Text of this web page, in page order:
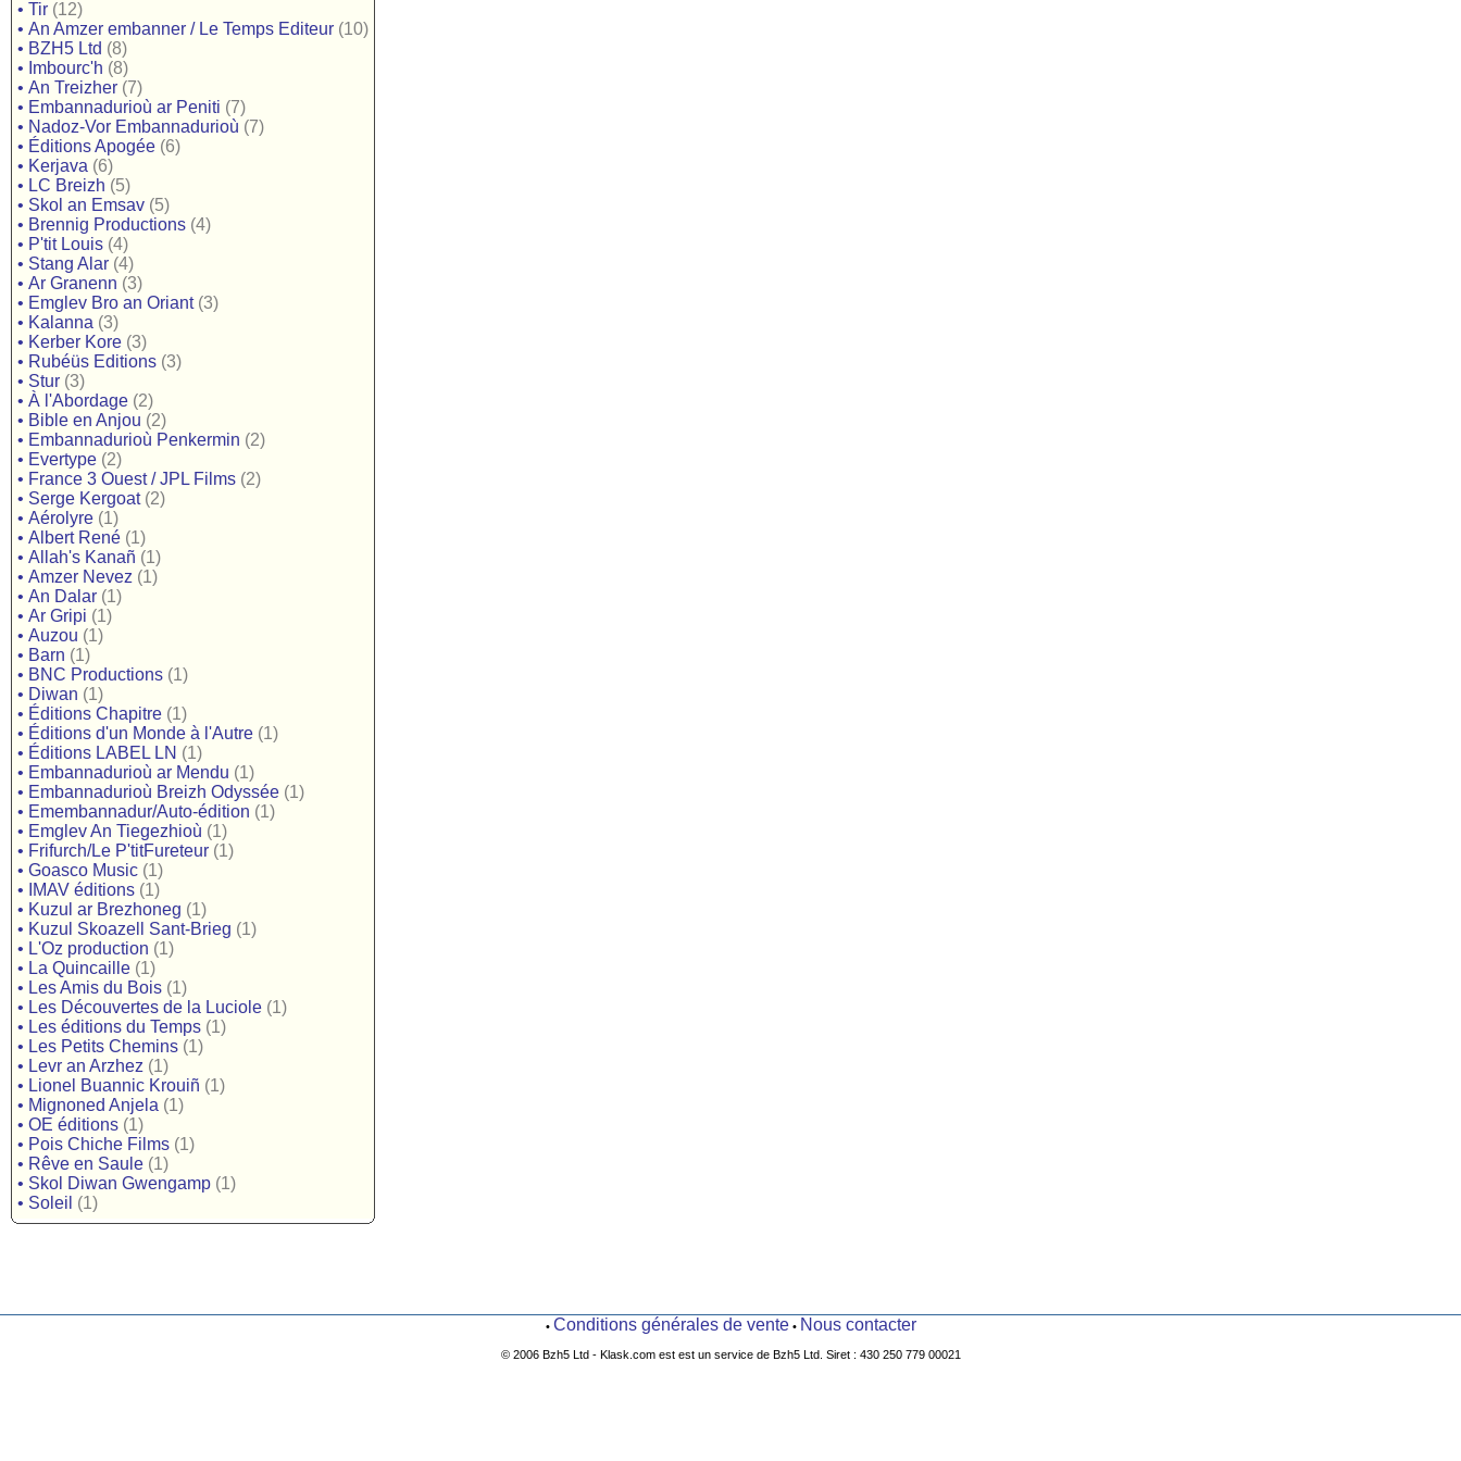
• Tir (12)
• An Amzer embanner / Le Temps Editeur (10)
• BZH5 Ltd (8)
• Imbourc'h (8)
• An Treizher (7)
• Embannadurioù ar Peniti (7)
• Nadoz-Vor Embannadurioù (7)
• Éditions Apogée (6)
• Kerjava (6)
• LC Breizh (5)
• Skol an Emsav (5)
• Brennig Productions (4)
• P'tit Louis (4)
• Stang Alar (4)
• Ar Granenn (3)
• Emglev Bro an Oriant (3)
• Kalanna (3)
• Kerber Kore (3)
• Rubéüs Editions (3)
• Stur (3)
• À l'Abordage (2)
• Bible en Anjou (2)
• Embannadurioù Penkermin (2)
• Evertype (2)
• France 3 Ouest / JPL Films (2)
• Serge Kergoat (2)
• Aérolyre (1)
• Albert René (1)
• Allah's Kanañ (1)
• Amzer Nevez (1)
• An Dalar (1)
• Ar Gripi (1)
• Auzou (1)
• Barn (1)
• BNC Productions (1)
• Diwan (1)
• Éditions Chapitre (1)
• Éditions d'un Monde à l'Autre (1)
• Éditions LABEL LN (1)
• Embannadurioù ar Mendu (1)
• Embannadurioù Breizh Odyssée (1)
• Emembannadur/Auto-édition (1)
• Emglev An Tiegezhioù (1)
• Frifurch/Le P'titFureteur (1)
• Goasco Music (1)
•
IMAV éditions (1)
• Kuzul ar Brezhoneg (1)
• Kuzul Skoazell Sant-Brieg (1)
• L'Oz production (1)
• La Quincaille (1)
• Les Amis du Bois (1)
• Les Découvertes de la Luciole (1)
• Les éditions du Temps (1)
• Les Petits Chemins (1)
• Levr an Arzhez (1)
• Lionel Buannic Krouiñ (1)
• Mignoned Anjela (1)
• OE éditions (1)
• Pois Chiche Films (1)
• Rêve en Saule (1)
• Skol Diwan Gwengamp (1)
• Soleil (1)
• Conditions générales de vente• Nous contacter
© 2006 Bzh5 Ltd - Klask.com est est un service de Bzh5 Ltd. Siret : 430 250 779 00021